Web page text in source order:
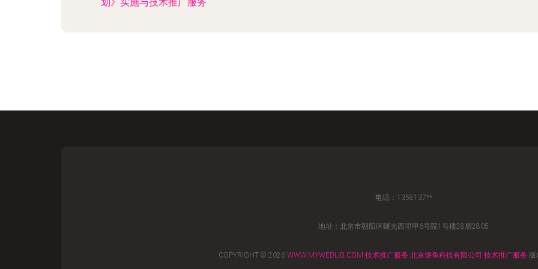
电话：1358137**
地址：北京市朝阳区曙光西里甲6号院1号楼28层2805
COPYRIGHT © 2026 WWW.MYWEDLIB.COM 技术推广服务 北京饼鱼科技有限公司 技术推广服务